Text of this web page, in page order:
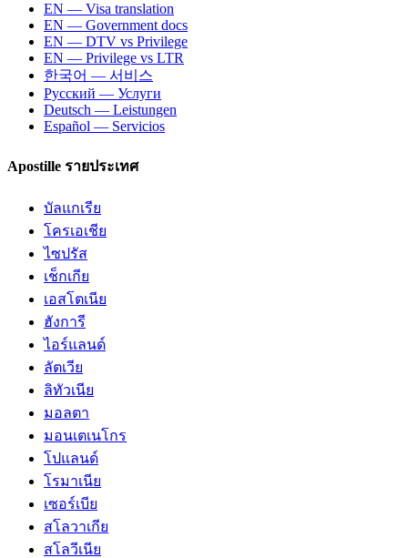
EN — Visa translation
EN — Government docs
EN — DTV vs Privilege
EN — Privilege vs LTR
한국어 — 서비스
Русский — Услуги
Deutsch — Leistungen
Español — Servicios
Apostille รายประเทศ
บัลแกเรีย
โครเอเชีย
ไซปรัส
เช็กเกีย
เอสโตเนีย
ฮังการี
ไอร์แลนด์
ลัตเวีย
ลิทัวเนีย
มอลตา
มอนเตเนโกร
โปแลนด์
โรมาเนีย
เซอร์เบีย
สโลวาเกีย
สโลวีเนีย